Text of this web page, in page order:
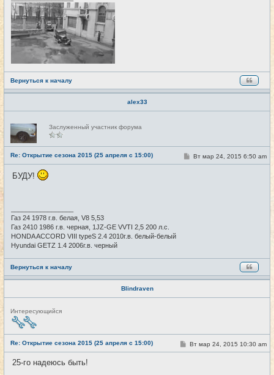
Вернуться к началу
alex33
Н
е
в
с
е
т
и
Заслуженный участник форума
Re: Открытие сезона 2015 (25 апреля с 15:00) #7
С
о
Вт мар 24, 2015 6:50 am
БУДУ!
Газ 24 1978 г.в. белая, V8 5,53
Газ 2410 1986 г.в. черная, 1JZ-GE VVTI 2,5 200 л.с.
HONDA ACCORD VIII typeS 2.4 2010г.в. белый-белый
Hyundai GETZ 1.4 2006г.в. черный
Вернуться к началу
Blindraven
Н
е
в
т
и
Интересующийся
Re: Открытие сезона 2015 (25 апреля с 15:00) #8
С
о
Вт мар 24, 2015 10:30 am
25-го надеюсь быть!